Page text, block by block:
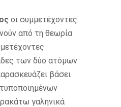
οι συμμετέχοντες
από τη θεωρία
των δύο ατόμων
βάσει
γαληνικά